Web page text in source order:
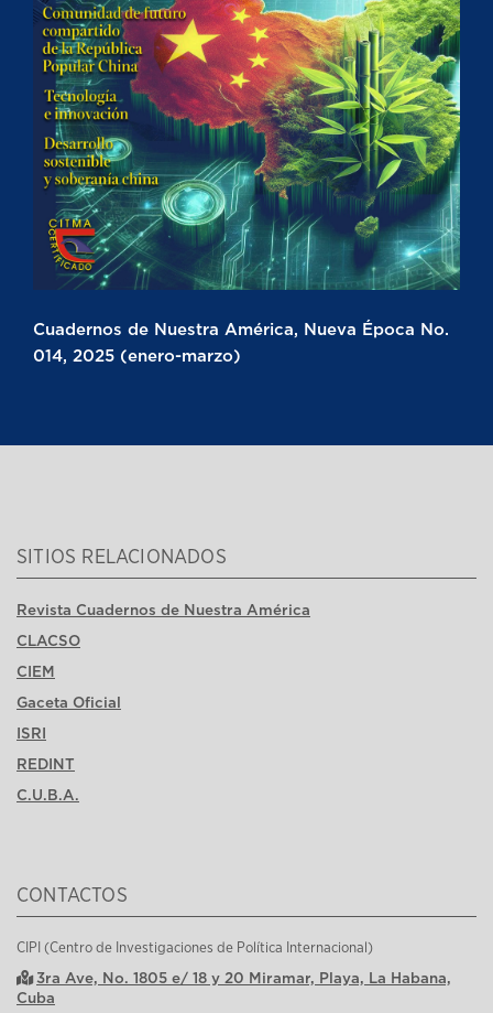
Cuadernos de Nuestra América, Nueva Época No.
014, 2025 (enero-marzo)
SITIOS RELACIONADOS
Revista Cuadernos de Nuestra América
CLACSO
CIEM
Gaceta Oficial
ISRI
REDINT
C.U.B.A.
CONTACTOS
CIPI (Centro de Investigaciones de Política Internacional)
3ra Ave, No. 1805 e/ 18 y 20 Miramar, Playa, La Habana,
Cuba